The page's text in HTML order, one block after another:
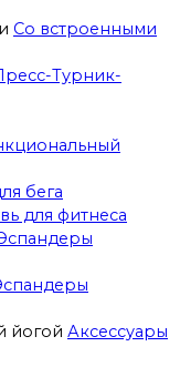
Со встроенными
Турник-
бега
для фитнеса
Аксессуары